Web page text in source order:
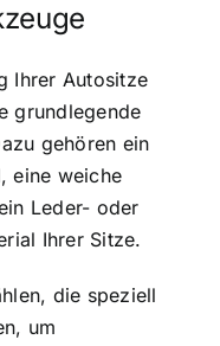
Ihrer Autositze
grundlegende
gehören ein
eine weiche
Leder- oder
Ihrer Sitze.
die speziell
um